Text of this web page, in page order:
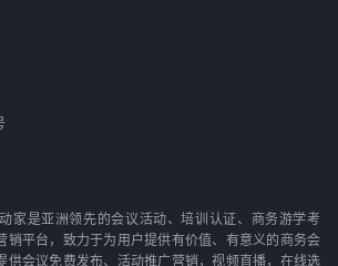
家是亚洲领先的会议活动、培训认证、商务游学考
销平台，致力于为用户提供有价值、有意义的商务会
供会议免费发布、活动推广营销，视频直播，在线选